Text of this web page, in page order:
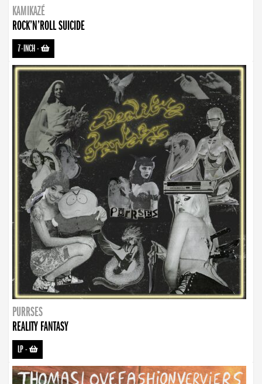
KAMIKAZÉ
ROCK’N’ROLL SUICIDE
7-INCH-
PURRSES
REALITY FANTASY
LP-